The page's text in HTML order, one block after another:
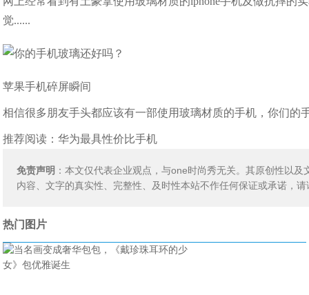
觉......
苹果手机碎屏瞬间
相信很多朋友手头都应该有一部使用玻璃材质的手机，你们的
推荐阅读：华为最具性价比手机
免责声明 ：本文仅代表企业观点，与one时尚秀无关。其原创性以
内容、文字的真实性、完整性、及时性本站不作任何保证或承诺，
热门图片